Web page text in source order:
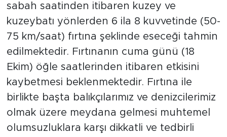
sabah saatinden itibaren kuzey ve
kuzeybatı yönlerden 6 ila 8 kuvvetinde (50-
75 km/saat) fırtına şeklinde eseceği tahmin
edilmektedir. Fırtınanın cuma günü (18
Ekim) öğle saatlerinden itibaren etkisini
kaybetmesi beklenmektedir. Fırtına ile
birlikte başta balıkçılarımız ve denizcilerimiz
olmak üzere meydana gelmesi muhtemel
olumsuzluklara karşı dikkatli ve tedbirli